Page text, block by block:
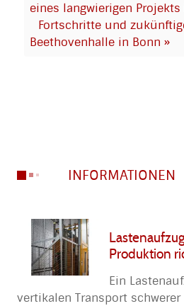
eines langwierigen Projekts
Fortschritte und
Beethovenhalle in Bonn »
INFORMATIONEN
Produktion
Ein
vertikalen Transport